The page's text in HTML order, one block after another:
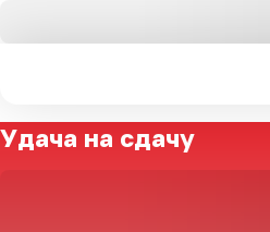
Удача на сдачу